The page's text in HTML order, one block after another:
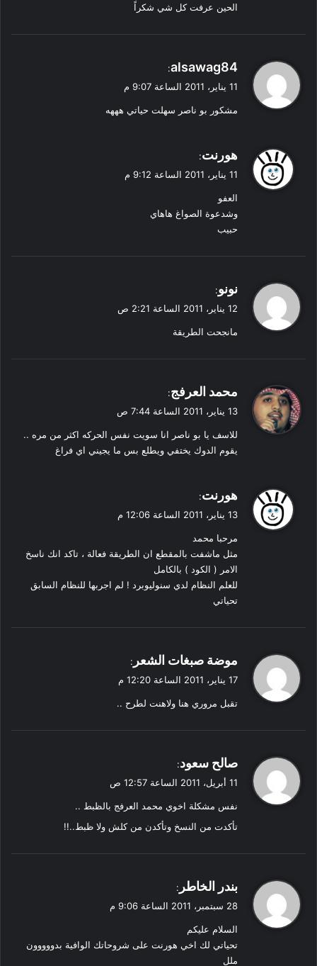
الحين عرفت كل شي شكراً
ي
ل
alsawag84
:
11 يناير، 2011 الساعة 9:07 م
مشكور بو ناصر سهلت حياتي هههه
ل
هورنت:
11 يناير، 2011 الساعة 9:12 م
العفو
وشدعوة الصواغ هاهاي
حبيب
ي
ل
نونو:
12 يناير، 2011 الساعة 2:21 ص
مانجحت الطريقة
ل
محمد العرفج:
13 يناير، 2011 الساعة 7:44 ص
للاسف يا بو ناصر انا سويت نفس الحركه اكثر من مره ..
يقوم الدوك يختفي ويطلع بس ما يجيني اي فراغ
ل
هورنت:
13 يناير، 2011 الساعة 12:06 م
مرحبا محمد
مثل ماشفت بالمقطع ان الطريقة فعالة ، تاكد انك ناسخ
الامر ( الكود ) بالكامل
للعلم النظام لدي سنوليوبرد ! لم اجربها للنظام السابق
تحياتي
ل
موضة صبغات الشعر :
17 يناير، 2011 الساعة 12:20 م
تقبل مروري هنا ولاهنت لطرح ..
ي
ل
صالح سعود:
11 أبريل، 2011 الساعة 12:57 ص
نفس مشكلة اخوي محمد العرفج بالظبط ..
تأكدت من النسخ وتأكدن من كلش ولا ظبط..!!
ل
بندر الخاطر :
28 سبتمبر، 2011 الساعة 9:06 م
السلام عليكم
تحياتي لك اخي هورنت على شروحاتك الوافية بدووووون
ملل